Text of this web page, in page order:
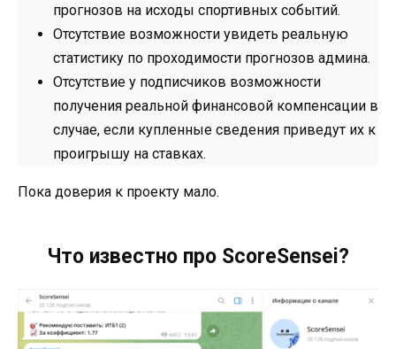
прогнозов на исходы спортивных событий.
Отсутствие возможности увидеть реальную
статистику по проходимости прогнозов админа.
Отсутствие у подписчиков возможности
получения реальной финансовой компенсации в
случае, если купленные сведения приведут их к
проигрышу на ставках.
Пока доверия к проекту мало.
Что известно про ScoreSensei?